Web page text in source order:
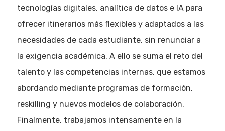
tecnologías digitales, analítica de datos e IA para
ofrecer itinerarios más flexibles y adaptados a las
necesidades de cada estudiante, sin renunciar a
la exigencia académica. A ello se suma el reto del
talento y las competencias internas, que estamos
abordando mediante programas de formación,
reskilling y nuevos modelos de colaboración.
Finalmente, trabajamos intensamente en la